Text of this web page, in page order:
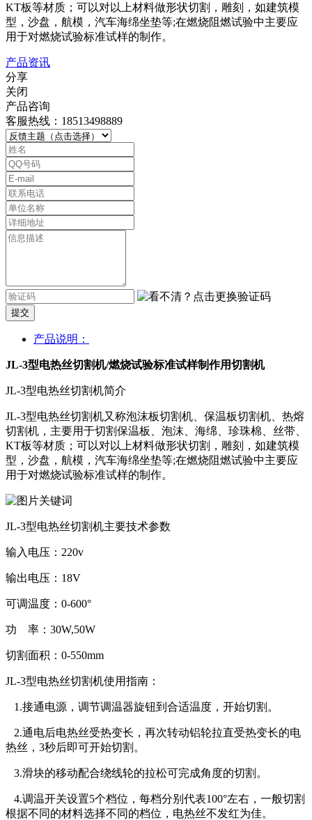
KT板等材质；可以对以上材料做形状切割，雕刻，如建筑模
型，沙盘，航模，汽车海绵坐垫等;在燃烧阻燃试验中主要应
用于对燃烧试验标准试样的制作。
产品资讯
分享
关闭
产品咨询
客服热线：18513498889
提交
产品说明：
JL-3型电热丝切割机/燃烧试验标准试样制作用切割机
JL-3型电热丝切割机简介
JL-3型电热丝切割机又称泡沫板切割机、保温板切割机、热熔
切割机，主要用于切割保温板、泡沫、海绵、珍珠棉、丝带、
KT板等材质；可以对以上材料做形状切割，雕刻，如建筑模
型，沙盘，航模，汽车海绵坐垫等;在燃烧阻燃试验中主要应
用于对燃烧试验标准试样的制作。
JL-3型电热丝切割机主要技术参数
输入电压：220v
输出电压：18V
可调温度：0-600°
功 率：30W,50W
切割面积：0-550mm
JL-3型电热丝切割机使用指南：
1.接通电源，调节调温器旋钮到合适温度，开始切割。
2.通电后电热丝受热变长，再次转动铝轮拉直受热变长的电
热丝，3秒后即可开始切割。
3.滑块的移动配合绕线轮的拉松可完成角度的切割。
4.调温开关设置5个档位，每档分别代表100°左右，一般切割
根据不同的材料选择不同的档位，电热丝不发红为佳。